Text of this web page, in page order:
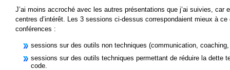
J’ai moins accroché avec les autres présentations que j’ai suivies, car
centres d’intérêt. Les 3 sessions ci-dessus correspondaient mieux à ce
conférences :
sessions sur des outils non techniques (communication,
sessions sur des outils techniques permettant de réduire la dette
code.